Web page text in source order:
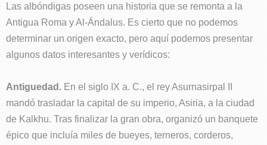
Las albóndigas poseen una historia que se remonta a la
Antigua Roma y Al-Ándalus. Es cierto que no podemos
determinar un origen exacto, pero aquí podemos presentar
algunos datos interesantes y verídicos:
Antiguedad. En el siglo IX a. C., el rey Asurnasirpal II
mandó trasladar la capital de su imperio, Asiria, a la ciudad
de Kalkhu. Tras finalizar la gran obra, organizó un banquete
épico que incluía miles de bueyes, terneros, corderos,